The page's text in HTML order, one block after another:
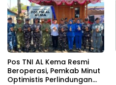
Pos TNI AL Kema Resmi
Beroperasi, Pemkab Minut
Optimistis Perlindungan